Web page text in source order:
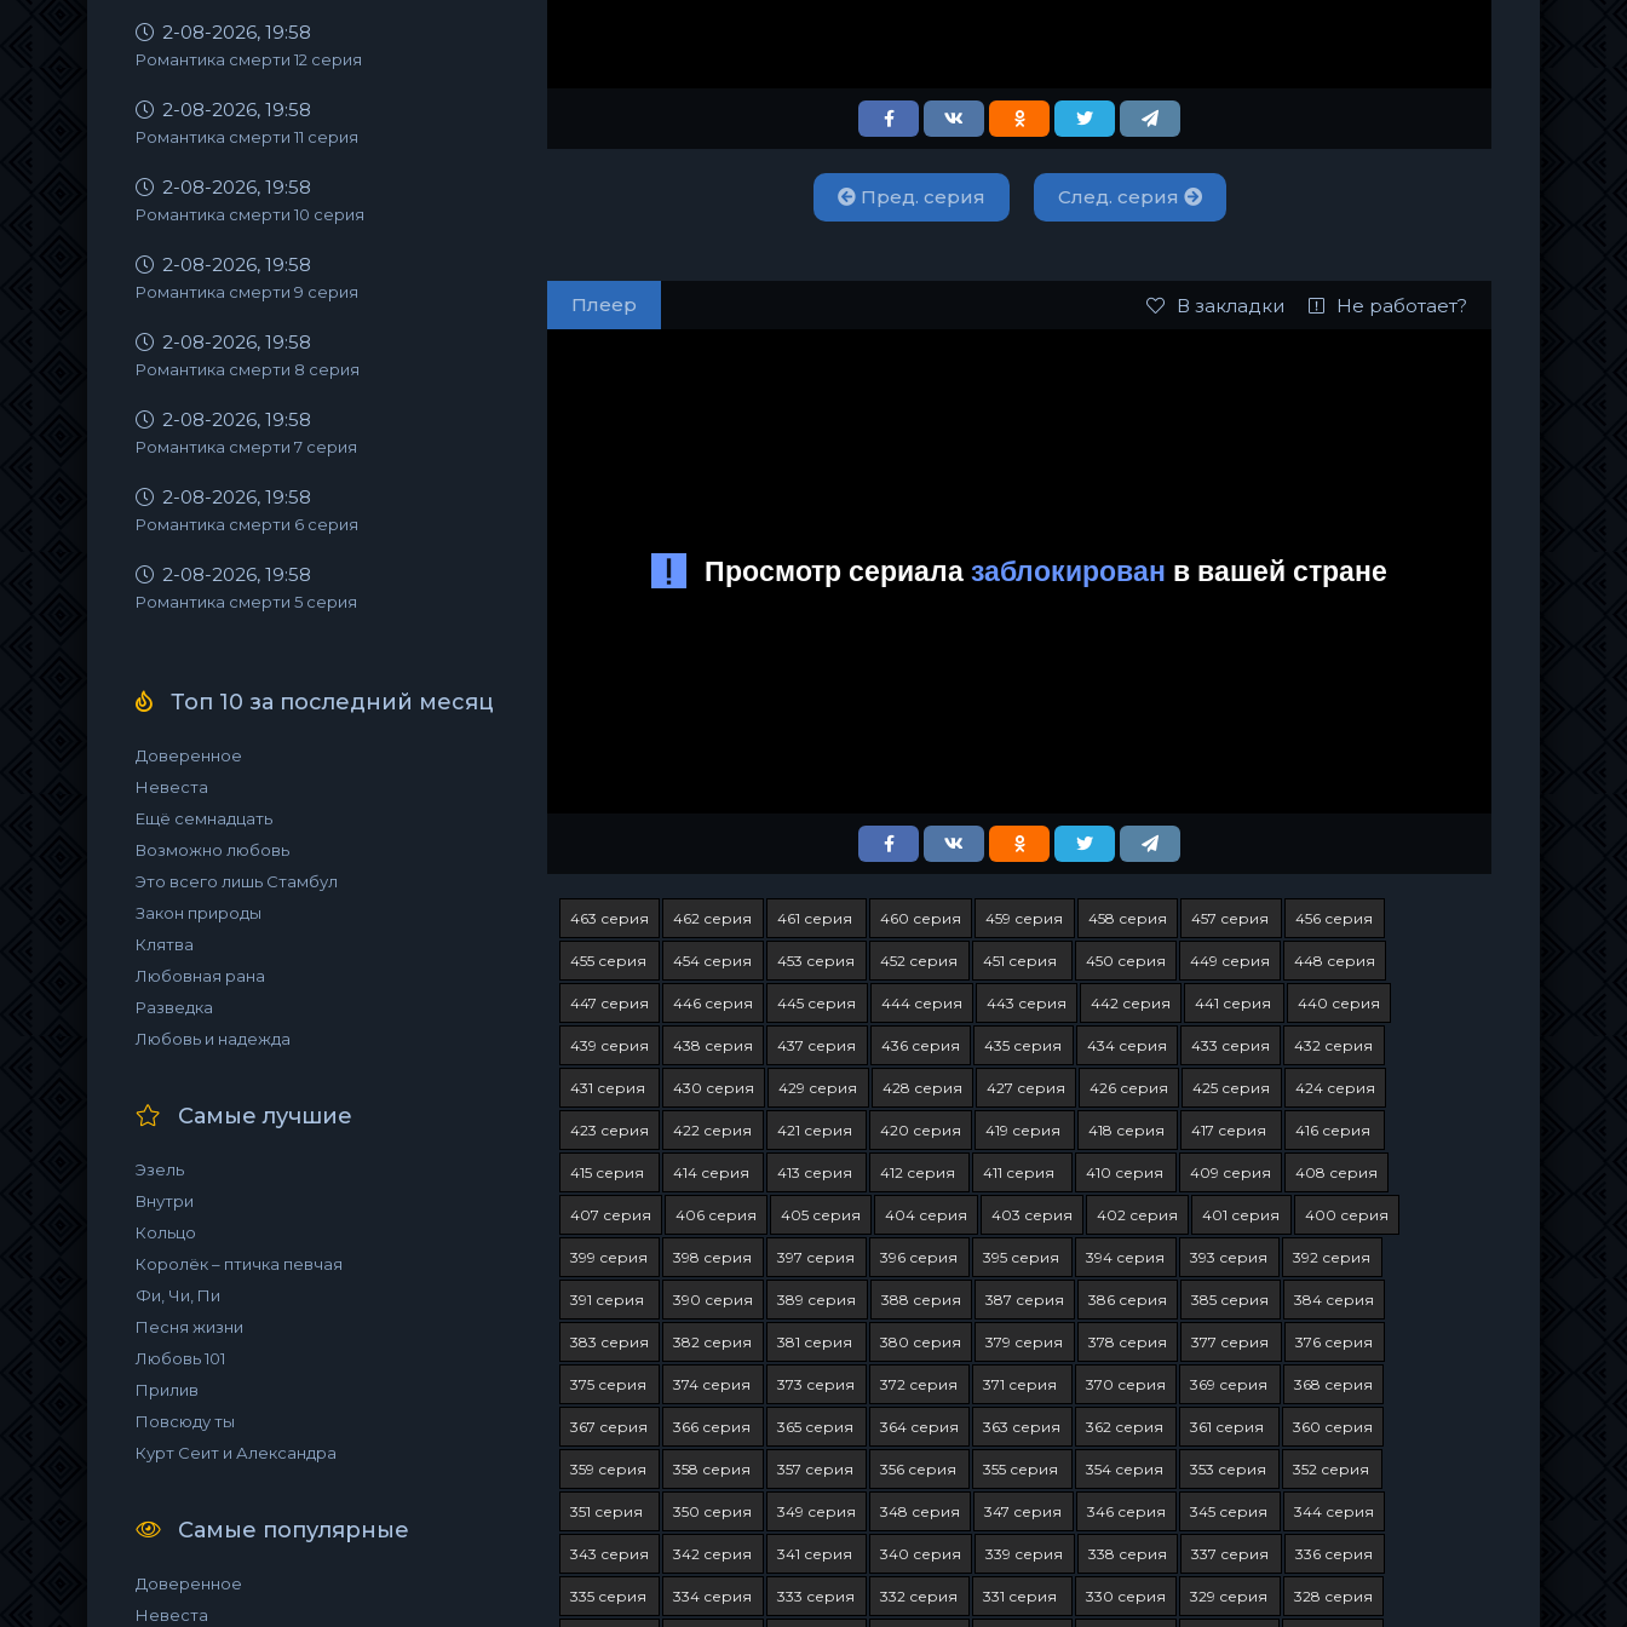
2-08-2026, 19:58
Романтика смерти 12 серия
2-08-2026, 19:58
Романтика смерти 11 серия
2-08-2026, 19:58
Романтика смерти 10 серия
2-08-2026, 19:58
Романтика смерти 9 серия
2-08-2026, 19:58
Романтика смерти 8 серия
2-08-2026, 19:58
Романтика смерти 7 серия
2-08-2026, 19:58
Романтика смерти 6 серия
2-08-2026, 19:58
Романтика смерти 5 серия
Топ 10 за последний месяц
Доверенное
Невеста
Ещё семнадцать
Возможно любовь
Это всего лишь Стамбул
Закон природы
Клятва
Любовная рана
Разведка
Любовь и надежда
Самые лучшие
Эзель
Внутри
Кольцо
Королёк – птичка певчая
Фи, Чи, Пи
Песня жизни
Любовь 101
Прилив
Повсюду ты
Курт Сеит и Александра
Самые популярные
Доверенное
Невеста
Пред. серия След. серия
Плеер В закладки Не работает?
463 серия 462 серия 461 серия 460 серия 459 серия 458 серия 457 серия 456 серия
455 серия 454 серия 453 серия 452 серия 451 серия 450 серия 449 серия 448 серия
447 серия 446 серия 445 серия 444 серия 443 серия 442 серия 441 серия 440 серия
439 серия 438 серия 437 серия 436 серия 435 серия 434 серия 433 серия 432 серия
431 серия 430 серия 429 серия 428 серия 427 серия 426 серия 425 серия 424 серия
423 серия 422 серия 421 серия 420 серия 419 серия 418 серия 417 серия 416 серия
415 серия 414 серия 413 серия 412 серия 411 серия 410 серия 409 серия 408 серия
407 серия 406 серия 405 серия 404 серия 403 серия 402 серия 401 серия 400 серия
399 серия 398 серия 397 серия 396 серия 395 серия 394 серия 393 серия 392 серия
391 серия 390 серия 389 серия 388 серия 387 серия 386 серия 385 серия 384 серия
383 серия 382 серия 381 серия 380 серия 379 серия 378 серия 377 серия 376 серия
375 серия 374 серия 373 серия 372 серия 371 серия 370 серия 369 серия 368 серия
367 серия 366 серия 365 серия 364 серия 363 серия 362 серия 361 серия 360 серия
359 серия 358 серия 357 серия 356 серия 355 серия 354 серия 353 серия 352 серия
351 серия 350 серия 349 серия 348 серия 347 серия 346 серия 345 серия 344 серия
343 серия 342 серия 341 серия 340 серия 339 серия 338 серия 337 серия 336 серия
335 серия 334 серия 333 серия 332 серия 331 серия 330 серия 329 серия 328 серия